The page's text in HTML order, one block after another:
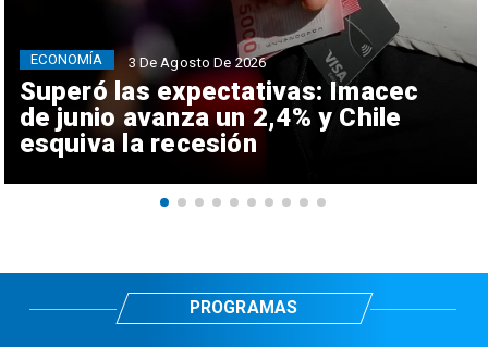
Superó las expectativas: Imacec
de junio avanza un 2,4% y Chile
esquiva la recesión
ECONOMÍA 3 De Agosto De 2026
PROGRAMAS